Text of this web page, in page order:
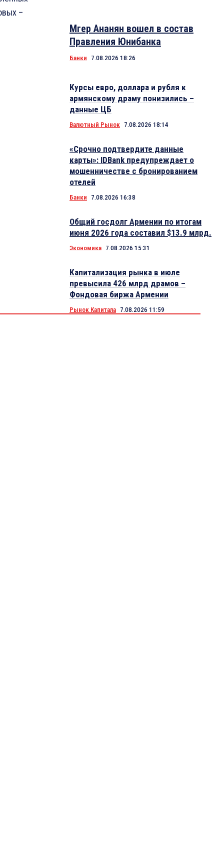
–
Мгер Ананян вошел в состав
Правления Юнибанка
Банки 7.08.2026 18:26
Курсы евро, доллара и рубля к
армянскому драму понизились –
данные ЦБ
Валютный Рынок 7.08.2026 18:14
«Срочно подтвердите данные
карты»: IDBank предупреждает о
мошенничестве с бронированием
отелей
Банки 7.08.2026 16:38
Общий госдолг Армении по итогам
июня 2026 года составил $13.9 млрд.
Экономика 7.08.2026 15:31
Капитализация рынка в июле
превысила 426 млрд драмов –
Фондовая биржа Армении
Рынок Капитала 7.08.2026 11:59